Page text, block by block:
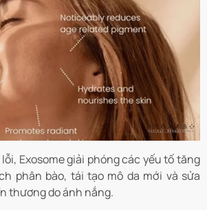
Exosome giải phóng các yếu tố tăng
phân bào, tái tạo mô da mới và sửa
thương do ánh nắng.